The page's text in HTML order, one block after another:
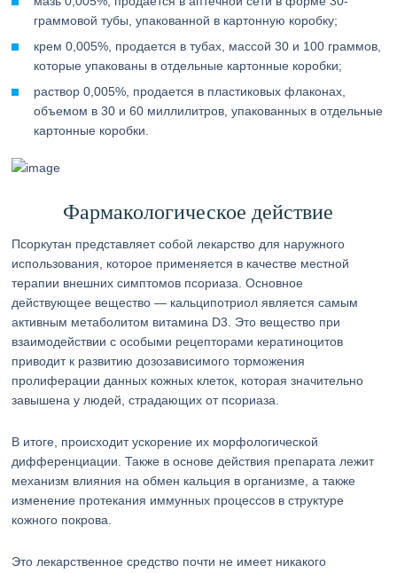
граммовой тубы, упакованной в картонную коробку;
крем 0,005%, продается в тубах, массой 30 и 100 граммов,
которые упакованы в отдельные картонные коробки;
раствор 0,005%, продается в пластиковых флаконах,
объемом в 30 и 60 миллилитров, упакованных в отдельные
картонные коробки.
Фармакологическое действие
Псоркутан представляет собой лекарство для наружного
использования, которое применяется в качестве местной
терапии внешних симптомов псориаза. Основное
действующее вещество — кальципотриол является самым
активным метаболитом витамина D3. Это вещество при
взаимодействии с особыми рецепторами кератиноцитов
приводит к развитию дозозависимого торможения
пролиферации данных кожных клеток, которая значительно
завышена у людей, страдающих от псориаза.
В итоге, происходит ускорение их морфологической
дифференциации. Также в основе действия препарата лежит
механизм влияния на обмен кальция в организме, а также
изменение протекания иммунных процессов в структуре
кожного покрова.
Это лекарственное средство почти не имеет никакого